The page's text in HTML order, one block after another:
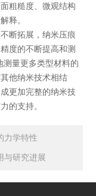
粗糙度、微观结构
释。
断拓展，纳米压痕
度的不断提高和测
测量更多类型材料的
他纳米技术相结
更加完整的纳米技
的支持。
力学特性
与研究进展